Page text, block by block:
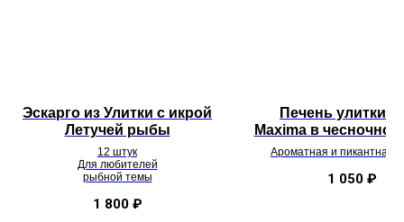
Эскарго из Улитки с икрой
Летучей рыбы
12 штук
Для любителей
рыбной темы
1 800 ₽
Печень улитки
Maxima в
с прованскими
Ароматная и пикантная
прованскими
1 050 ₽